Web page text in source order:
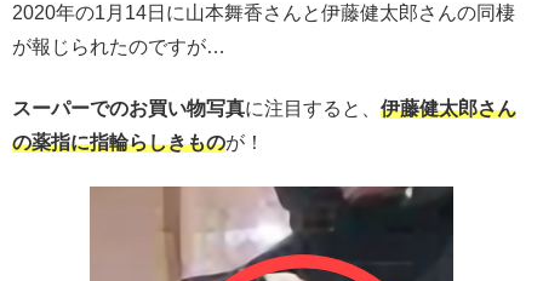
2020年の1月14日に山本舞香さんと伊藤健太郎さんの同棲
が報じられたのですが…
スーパーでのお買い物写真に注目すると、 伊藤健太郎さん
の薬指に指輪らしきものが！